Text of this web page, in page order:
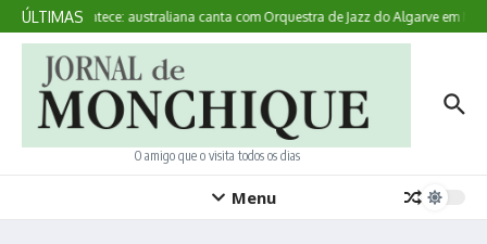
Ir para o conteúdo
ÚLTIMAS
Aqui Acontece: australiana canta com Orquestra de Jazz do Algarve em
O amigo que o visita todos os dias
Menu